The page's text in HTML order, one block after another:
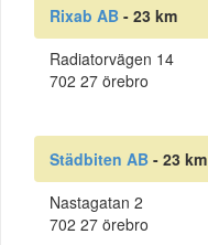
Rixab AB - 23 km
Radiatorvägen 14
702 27 örebro
Städbiten AB - 23 km
Nastagatan 2
702 27 örebro